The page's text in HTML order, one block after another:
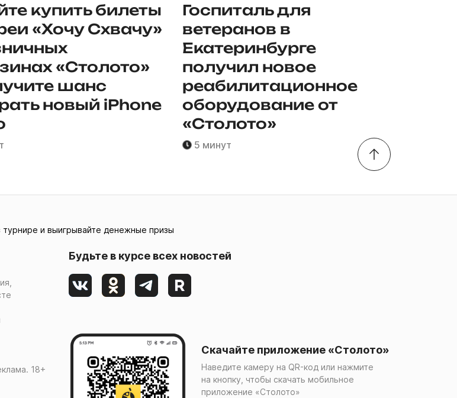
купить билеты
«Хочу Схвачу»
«Столото»
шанс
новый iPhone
Госпиталь для
ветеранов в
Екатеринбурге
получил новое
реабилитационное
оборудование от
«Столото»
5 минут
и выигрывайте денежные призы
18+
Будьте в курсе всех новостей
Скачайте приложение «Столото»
Наведите камеру на QR-код или нажмите
на кнопку, чтобы скачать мобильное
приложение «Столото»